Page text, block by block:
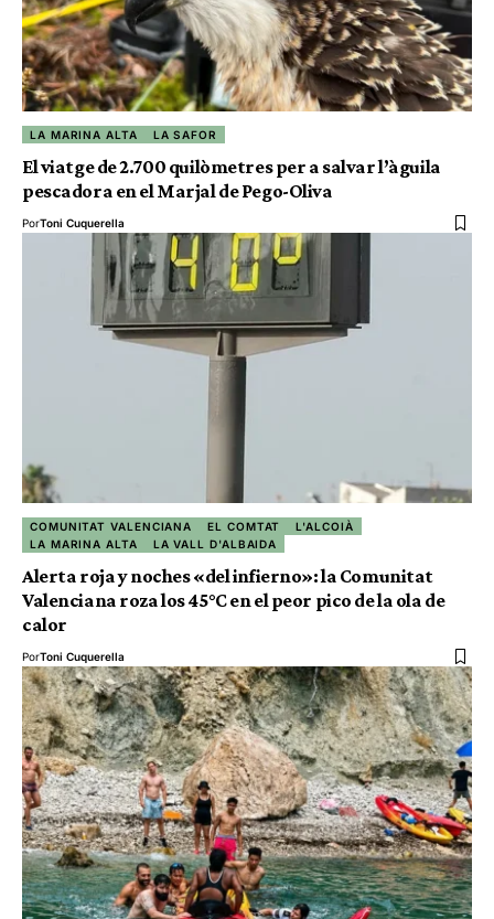
LA MARINA ALTA LA SAFOR
El viatge de 2.700 quilòmetres per a salvar l’àguila
pescadora en el Marjal de Pego-Oliva
PorToni Cuquerella
COMUNITAT VALENCIANA EL COMTAT
L'ALCOIÀ
LA MARINA ALTA
LA VALL D'ALBAIDA
Alerta roja y noches «del infierno»: la Comunitat
Valenciana roza los 45°C en el peor pico de la ola de
calor
PorToni Cuquerella